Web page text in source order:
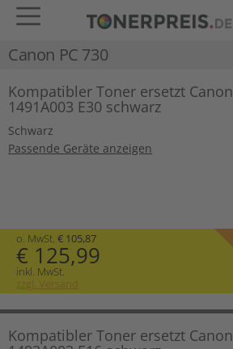
Canon PC 730
Kompatibler Toner ersetzt Canon
1491A003 E30 schwarz
Schwarz
Passende Geräte anzeigen
o. MwSt. € 105,87
€ 125,99
inkl. MwSt.
zzgl. Versand
Kompatibler Toner ersetzt Canon